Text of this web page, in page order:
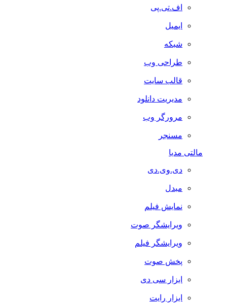
اف.تی.پی
ایمیل
شبکه
طراحی وب
قالب سایت
مدیریت دانلود
مرورگر وب
مسنجر
مالتی مدیا
دی.وی.دی
مبدل
نمایش فیلم
ویرایشگر صوت
ویرایشگر فیلم
پخش صوت
ابزار سی دی
ابزار رایت